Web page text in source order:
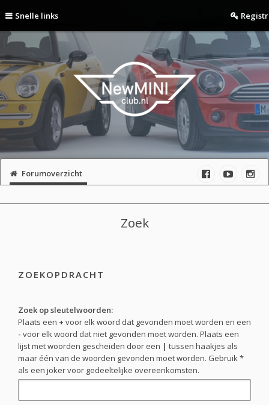
Snelle links
Forumoverzicht
Zoek
ZOEKOPDRACHT
Zoek op sleutelwoorden:
Plaats een + voor elk woord dat gevonden moet worden en een
- voor elk woord dat niet gevonden moet worden. Plaats een
lijst met woorden gescheiden door een | tussen haakjes als
maar één van de woorden gevonden moet worden. Gebruik *
als een joker voor gedeeltelijke overeenkomsten.